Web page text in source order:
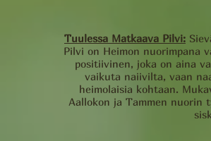
Tuulessa Matkaava Pilvi:
Pilvi on Heimon nuorimpana
positiivinen, joka on aina
vaikuta naiivilta, vaan
heimolaisia kohtaan.
Aallokon ja Tammen nuorin